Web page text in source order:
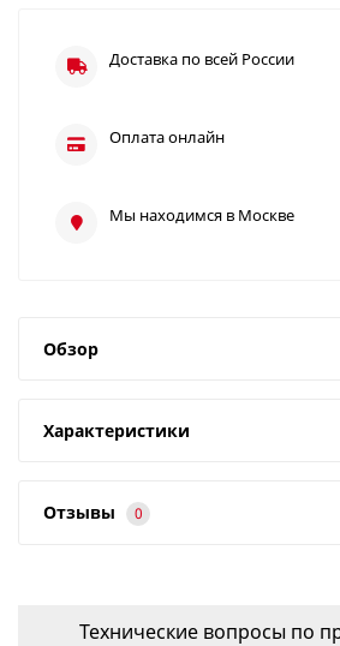
Доставка по всей России
Оплата онлайн
Мы находимся в Москве
Обзор
Характеристики
Отзывы 0
Технические вопросы по